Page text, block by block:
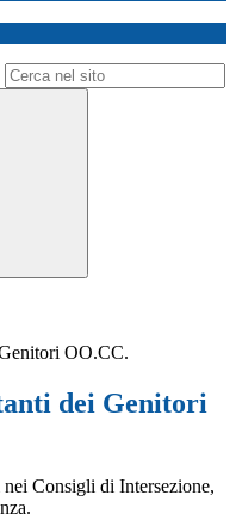
OO.CC.
dei Genitori
Consigli di Intersezione,